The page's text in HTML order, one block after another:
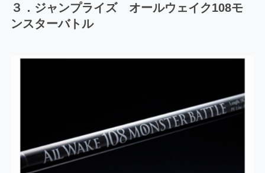
３．ジャンプライズ オールウェイク108モ
ンスターバトル